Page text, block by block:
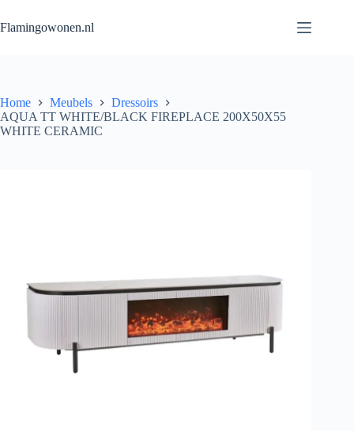
Flamingowonen.nl
Home Meubels
Dressoirs
AQUA TT WHITE/BLACK FIREPLACE 200X50X55
WHITE CERAMIC